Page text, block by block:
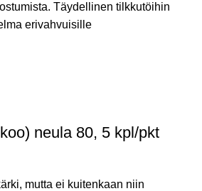
Täydellinen tilkkutöihin
erivahvuisille
neula 80, 5 kpl/pkt
mutta ei kuitenkaan niin